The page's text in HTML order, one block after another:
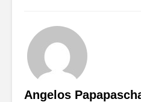
Angelos